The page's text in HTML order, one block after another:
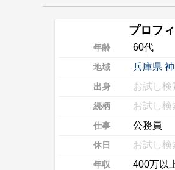
プロフ
年齢 60代
地域 兵庫県
出身 お試し検
続柄 お試し検
仕事 公務員
休日 お試し検
年収 400万以